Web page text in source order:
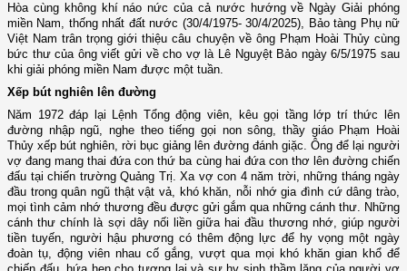
Hòa cùng không khí náo nức của cả nước hướng về Ngày Giải phóng
miền Nam, thống nhất đất nước (30/4/1975- 30/4/2025), Bảo tàng Phụ nữ
Việt Nam trân trọng giới thiệu câu chuyện về ông Phạm Hoài Thủy cùng
bức thư của ông viết gửi về cho vợ là Lê Nguyệt Bảo ngày 6/5/1975 sau
khi giải phóng miền Nam được một tuần.
Xếp bút nghiên lên đường
Năm 1972 đáp lại Lệnh Tổng động viên, kêu gọi tầng lớp trí thức lên
đường nhập ngũ, nghe theo tiếng gọi non sông, thầy giáo Phạm Hoài
Thủy xếp bút nghiên, rời bục giảng lên đường đánh giặc. Ông để lại người
vợ đang mang thai đứa con thứ ba cùng hai đứa con thơ lên đường chiến
đấu tại chiến trường Quảng Trị. Xa vợ con 4 năm trời, những tháng ngày
đầu trong quân ngũ thật vật vả, khó khăn, nỗi nhớ gia đình cứ dâng trào,
mọi tình cảm nhớ thương đều được gửi gắm qua những cánh thư. Những
cánh thư chính là sợi dây nối liền giữa hai đầu thương nhớ, giúp người
tiền tuyến, người hậu phương có thêm động lực để hy vọng một ngày
đoàn tụ, động viên nhau cố gắng, vượt qua mọi khó khăn gian khổ để